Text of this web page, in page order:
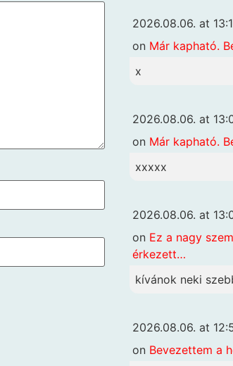
2026.08.06. at
on Már kapható.
x
2026.08.06. at
on Már kapható.
xxxxx
2026.08.06. at
on Ez a nagy
érkezett…
kívánok neki
2026.08.06. at
on Bevezettem a